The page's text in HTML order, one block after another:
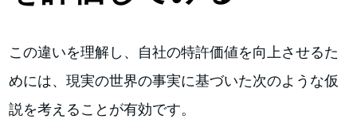
この違いを理解し、自社の特許価値を向上させるた
めには、現実の世界の事実に基づいた次のような仮
説を考えることが有効です。